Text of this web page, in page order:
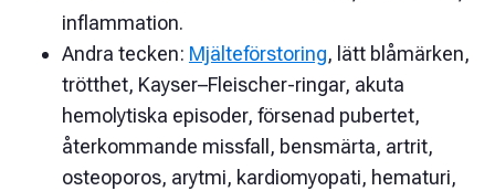
inflammation.
Andra tecken: Mjälteförstoring, lätt blåmärken,
trötthet, Kayser–Fleischer-ringar, akuta
hemolytiska episoder, försenad pubertet,
återkommande missfall, bensmärta, artrit,
osteoporos, arytmi, kardiomyopati, hematuri,